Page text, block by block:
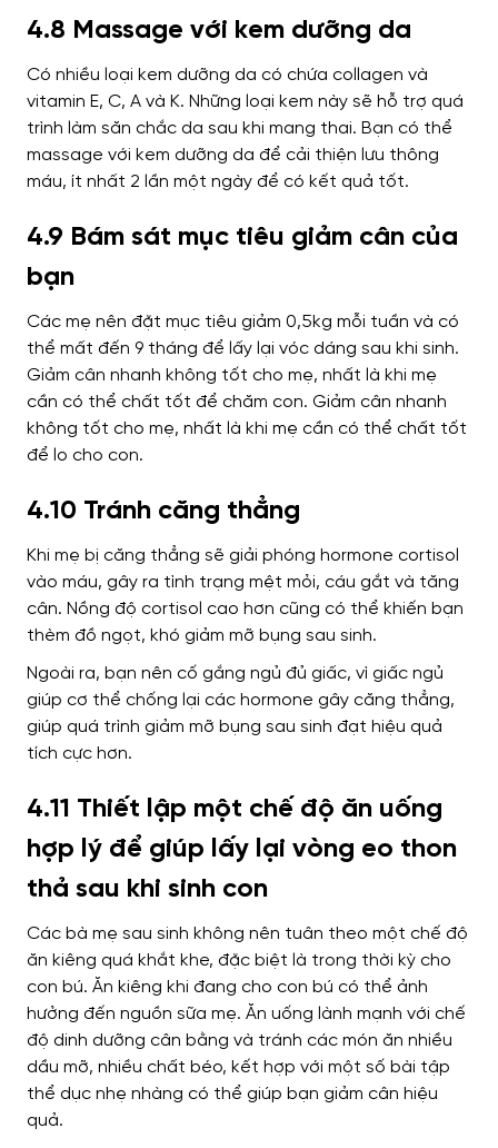
4.8 Massage với kem dưỡng da
Có nhiều loại kem dưỡng da có chứa collagen và
vitamin E, C, A và K. Những loại kem này sẽ hỗ trợ quá
trình làm săn chắc da sau khi mang thai. Bạn có thể
massage với kem dưỡng da để cải thiện lưu thông
máu, ít nhất 2 lần một ngày để có kết quả tốt.
4.9 Bám sát mục tiêu giảm cân của
bạn
Các mẹ nên đặt mục tiêu giảm 0,5kg mỗi tuần và có
thể mất đến 9 tháng để lấy lại vóc dáng sau khi sinh.
Giảm cân nhanh không tốt cho mẹ, nhất là khi mẹ
cần có thể chất tốt để chăm con. Giảm cân nhanh
không tốt cho mẹ, nhất là khi mẹ cần có thể chất tốt
để lo cho con.
4.10 Tránh căng thẳng
Khi mẹ bị căng thẳng sẽ giải phóng hormone cortisol
vào máu, gây ra tình trạng mệt mỏi, cáu gắt và tăng
cân. Nồng độ cortisol cao hơn cũng có thể khiến bạn
thèm đồ ngọt, khó giảm mỡ bụng sau sinh.
Ngoài ra, bạn nên cố gắng ngủ đủ giấc, vì giấc ngủ
giúp cơ thể chống lại các hormone gây căng thẳng,
giúp quá trình giảm mỡ bụng sau sinh đạt hiệu quả
tích cực hơn.
4.11 Thiết lập một chế độ ăn uống
hợp lý để giúp lấy lại vòng eo thon
thả sau khi sinh con
Các bà mẹ sau sinh không nên tuân theo một chế độ
ăn kiêng quá khắt khe, đặc biệt là trong thời kỳ cho
con bú. Ăn kiêng khi đang cho con bú có thể ảnh
hưởng đến nguồn sữa mẹ. Ăn uống lành mạnh với chế
độ dinh dưỡng cân bằng và tránh các món ăn nhiều
dầu mỡ, nhiều chất béo, kết hợp với một số bài tập
thể dục nhẹ nhàng có thể giúp bạn giảm cân hiệu
quả.